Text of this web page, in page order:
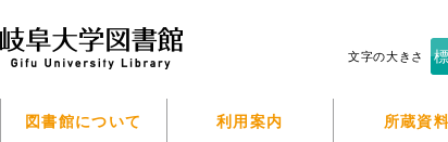
文字の大きさ
図書館について 利用案内 所蔵資